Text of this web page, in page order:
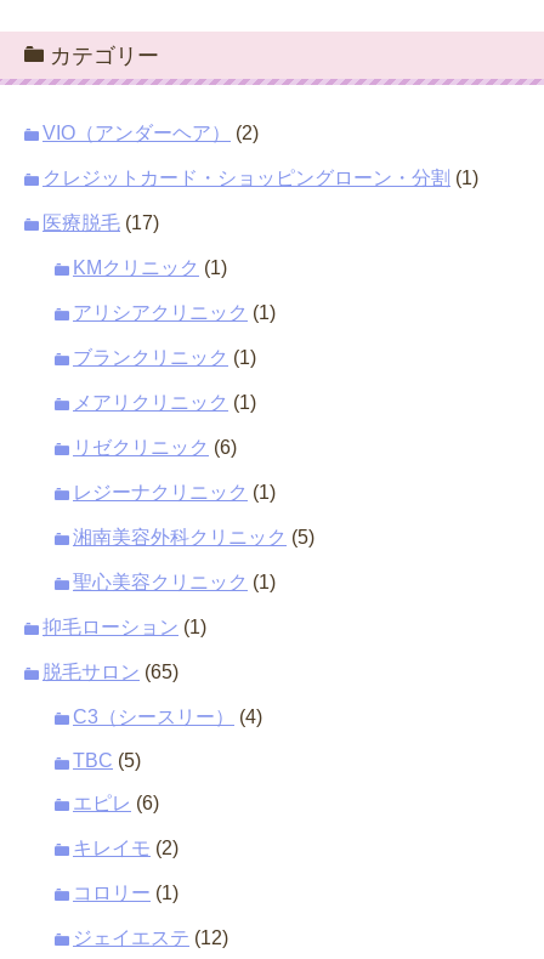
カテゴリー
VIO（アンダーヘア） (2)
クレジットカード・ショッピングローン・分割 (1)
医療脱毛 (17)
KMクリニック (1)
アリシアクリニック (1)
ブランクリニック (1)
メアリクリニック (1)
リゼクリニック (6)
レジーナクリニック (1)
湘南美容外科クリニック (5)
聖心美容クリニック (1)
抑毛ローション (1)
脱毛サロン (65)
C3（シースリー） (4)
TBC (5)
エピレ (6)
キレイモ (2)
コロリー (1)
ジェイエステ (12)